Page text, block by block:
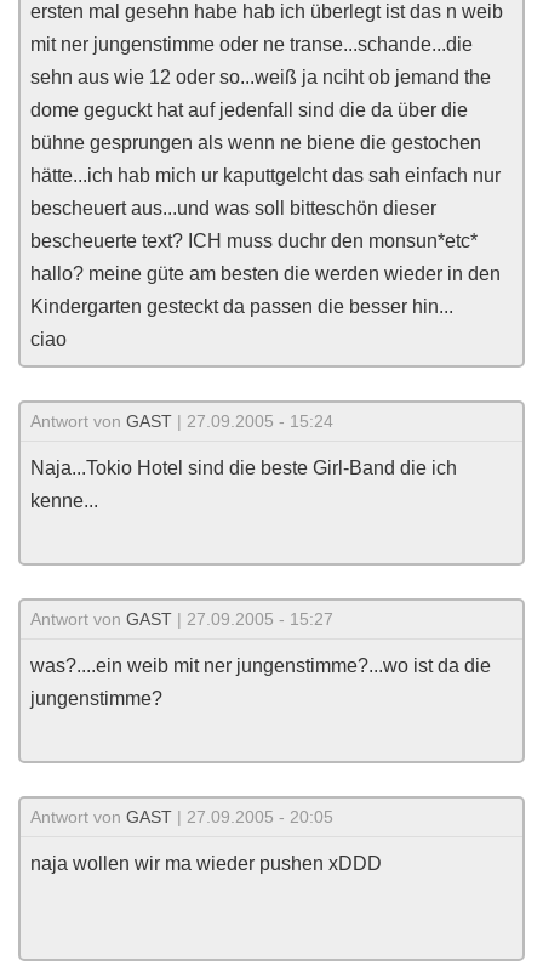
ersten mal gesehn habe hab ich überlegt ist das n weib
mit ner jungenstimme oder ne transe...schande...die
sehn aus wie 12 oder so...weiß ja nciht ob jemand the
dome geguckt hat auf jedenfall sind die da über die
bühne gesprungen als wenn ne biene die gestochen
hätte...ich hab mich ur kaputtgelcht das sah einfach nur
bescheuert aus...und was soll bitteschön dieser
bescheuerte text? ICH muss duchr den monsun*etc*
hallo? meine güte am besten die werden wieder in den
Kindergarten gesteckt da passen die besser hin...
ciao
Antwort von GAST | 27.09.2005 - 15:24
Naja...Tokio Hotel sind die beste Girl-Band die ich
kenne...
Antwort von GAST | 27.09.2005 - 15:27
was?....ein weib mit ner jungenstimme?...wo ist da die
jungenstimme?
Antwort von GAST | 27.09.2005 - 20:05
naja wollen wir ma wieder pushen xDDD